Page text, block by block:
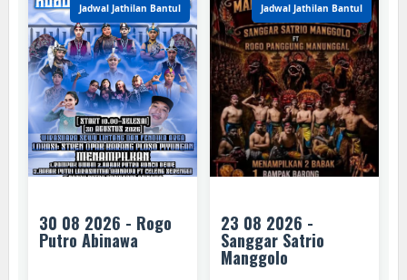
Jadwal Jathilan Bantul
30 08 2026 - Rogo
Putro Abinawa
Jadwal Jathilan Bantul
23 08 2026 -
Sanggar Satrio
Manggolo